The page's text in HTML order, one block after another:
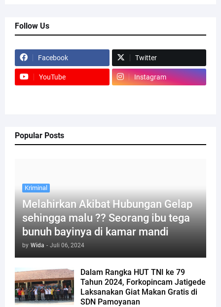
Follow Us
Facebook Twitter
YouTube Instagram
Popular Posts
Kriminal
Melahirkan Akibat Hubungan Gelap
sehingga malu ?? Seorang ibu tega
bunuh bayinya di kamar mandi
by Wida - Juli 06, 2024
Dalam Rangka HUT TNI ke 79
Tahun 2024, Forkopincam Jatigede
Laksanakan Giat Makan Gratis di
SDN Pamoyanan